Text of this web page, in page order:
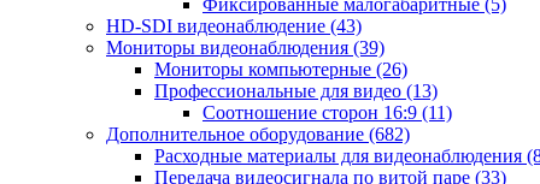
Фиксированные малогабаритные (5)
HD-SDI видеонаблюдение (43)
Мониторы видеонаблюдения (39)
Мониторы компьютерные (26)
Профессиональные для видео (13)
Соотношение сторон 16:9 (11)
Дополнительное оборудование (682)
Расходные материалы для видеонаблюдения
Передача видеосигнала по витой паре (33)